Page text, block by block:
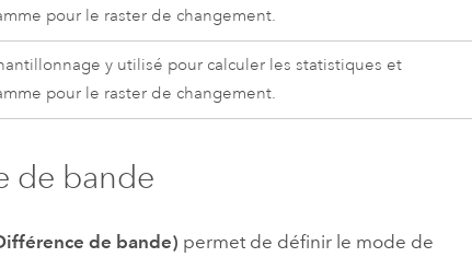
pour le raster de changement.
y utilisé pour calculer les statistiques et
pour le raster de changement.
de bande
de bande) permet de définir le mode de